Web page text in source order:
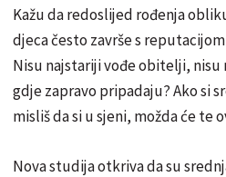
Kažu da redoslijed rođenja
djeca često završe s
Nisu najstariji vođe obitelji, nisu
gdje zapravo pripadaju? Ako si
misliš da si u sjeni, možda će te
Nova studija otkriva da su